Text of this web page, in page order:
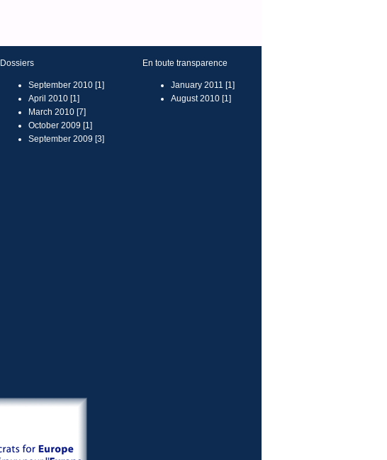
Dossiers
September 2010 [1]
April 2010 [1]
March 2010 [7]
October 2009 [1]
September 2009 [3]
En toute transparence
January 2011 [1]
August 2010 [1]